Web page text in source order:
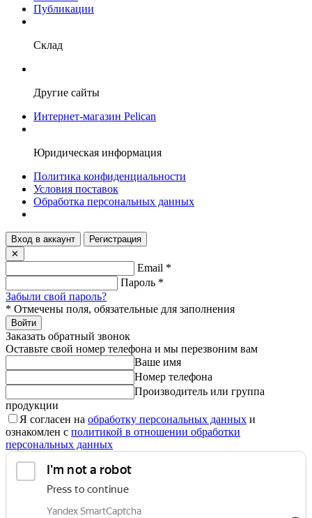
Публикации
Склад
Другие сайты
Интернет-магазин Pelican
Юридическая информация
Политика конфиденциальности
Условия поставок
Обработка персональных данных
Вход в аккаунт
Регистрация
✕
Email *
Пароль *
Забыли свой пароль?
* Отмечены поля, обязательные для заполнения
Войти
Заказать обратный звонок
Оставьте свой номер телефона и мы перезвоним вам
Ваше имя
Номер телефона
Производитель или группа
продукции
Я согласен на обработку персональных данных и
ознакомлен с политикой в отношении обработки
персональных данных